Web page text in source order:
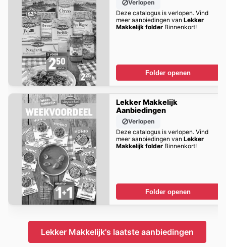
Verlopen
Deze catalogus is verlopen. Vind
meer aanbiedingen van Lekker
Makkelijk folderBinnenkort!
Folder openen
Lekker Makkelijk
Aanbiedingen
Verlopen
Deze catalogus is verlopen. Vind
meer aanbiedingen van Lekker
Makkelijk folderBinnenkort!
Folder openen
Lekker Makkelijk's laatste aanbiedingen